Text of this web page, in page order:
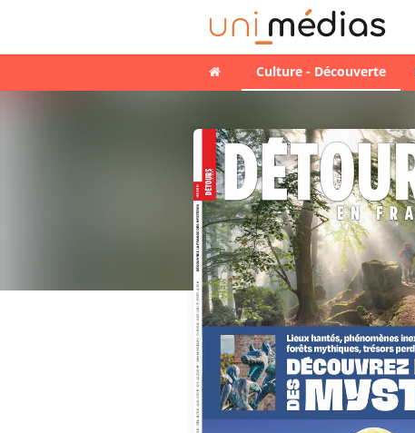
Culture - Découverte